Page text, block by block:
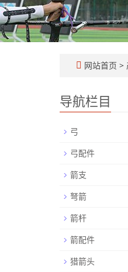
网站首页 >
导航栏目
弓
弓配件
箭支
弩箭
箭杆
箭配件
猎箭头